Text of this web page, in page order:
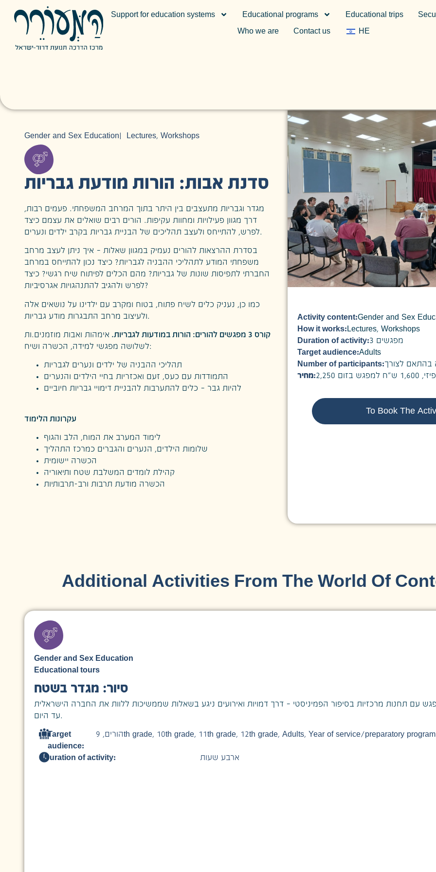
Support for education systems Educational programs Educational trips
Who we are Contact us HE
Gender and Sex Education Lectures, Workshops
סדנת אבות: הורות מודעת גבריות
מגדר וגבריות מתעצבים בין היתר בתוך המרחב המשפחתי. פעמים רבות,
דרך מגוון פעילויות ומחוות עקיפות. הורים רבים שואלים את עצמם כיצד
לפרש, להתייחס ולעצב תהליכים של הבניית גבריות בקרב ילדים ונערים.
בסדרת ההרצאות להורים נעמיק במגוון שאלות – איך ניתן לעצב מרחב
משפחתי המודע לתהליכי ההבניה לגבריות? כיצד נכון להתייחס במרחב
החברתי לתפיסות שונות של גבריות? מהם הכלים לפיתוח שיח רגשי? כיצד
לפרש ולהגיב להתנהגויות אגרסיביות?
כמו כן, נעניק כלים לשיח פתוח, בטוח ומקרב עם ילדינו על נושאים אלה
ולעיצוב מרחב התבגרות מודע גבריות.
קורס 3 מפגשים להורים: הורות במודעות לגבריות.
אימהות ואבות מוזמנים.ות
לשלושה מפגשי למידה, הכשרה ושיח:
תהליכי ההבניה של ילדים ונערים לגבריות
התמודדות עם כעס, זעם ואכזריות בחיי הילדים והנערים
להיות גבר – כלים להתערבות להבניית דימויי גבריות חיוביים
עקרונות הלימוד
לימוד המערב את המוח, הלב והגוף
שלומות הילדים, הנערים והגברים כמרכז התהליך
הכשרה יישומית
קהילת לומדים המשלבת שטח ותיאוריה
הכשרה מודעת תרבות ורב-תרבותיות
Activity content:Gender and Sex
How it works: Lectures,Workshops
Duration of activity:
3 מפגשים
Target audience:Adults
Number of participants:לצורך
מחיר:
בזום
To Book The
Additional Activities From The World Of
Gender and Sex Education
Educational tours
סיור: מגדר בשטח
עם תחנות מרכזיות בסיפור הפמיניסטי – דרך דמויות ואירועים ניגע בשאלות שממשיכות ללוות את החברה הישראלית
עד היום.
Target
audience:
הורים, 9th grade, 10th grade, 11th grade, 12th grade,Adults, Year of service/preparatory program
Duration of activity: ארבע שעות